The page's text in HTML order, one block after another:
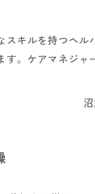
キルを持つヘル
。ケアマネジャ